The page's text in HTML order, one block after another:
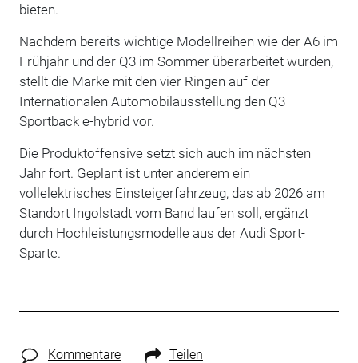
bieten.
Nachdem bereits wichtige Modellreihen wie der A6 im
Frühjahr und der Q3 im Sommer überarbeitet wurden,
stellt die Marke mit den vier Ringen auf der
Internationalen Automobilausstellung den Q3
Sportback e-hybrid vor.
Die Produktoffensive setzt sich auch im nächsten
Jahr fort. Geplant ist unter anderem ein
vollelektrisches Einsteigerfahrzeug, das ab 2026 am
Standort Ingolstadt vom Band laufen soll, ergänzt
durch Hochleistungsmodelle aus der Audi Sport-
Sparte.
Kommentare Teilen